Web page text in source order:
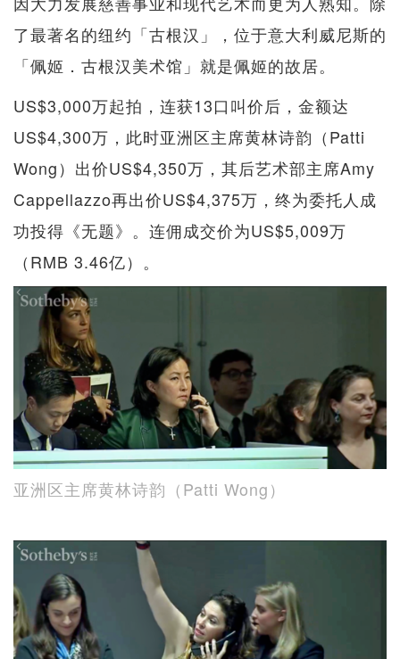
了最著名的纽约「古根汉」，位于意大利威尼斯的
「佩姬．古根汉美术馆」就是佩姬的故居。
US$3,000万起拍，连获13口叫价后，金额达
US$4,300万，此时亚洲区主席黄林诗韵（Patti
Wong）出价US$4,350万，其后艺术部主席Amy
Cappellazzo再出价US$4,375万，终为委托人成
功投得《无题》。连佣成交价为US$5,009万
（RMB 3.46亿）。
亚洲区主席黄林诗韵（Patti Wong）